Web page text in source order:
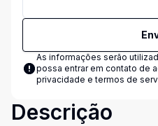
As informações serão
possa entrar em contato de
privacidade e termos de
Descrição